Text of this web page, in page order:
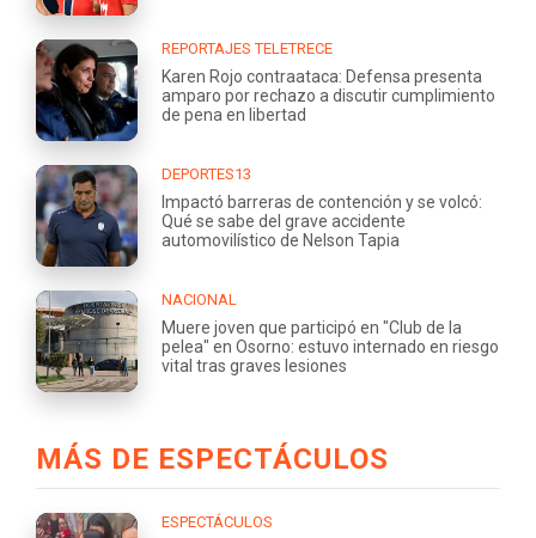
REPORTAJES TELETRECE
Karen Rojo contraataca: Defensa presenta
amparo por rechazo a discutir cumplimiento
de pena en libertad
DEPORTES13
Impactó barreras de contención y se volcó:
Qué se sabe del grave accidente
automovilístico de Nelson Tapia
NACIONAL
Muere joven que participó en "Club de la
pelea" en Osorno: estuvo internado en riesgo
vital tras graves lesiones
MÁS DE ESPECTÁCULOS
ESPECTÁCULOS